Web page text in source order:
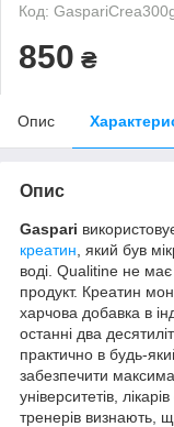
Код:
850 ₴
Опис
Опис
Gaspari
креатин , який був
воді. Qualitine не має
продукт. Креатин
харчова добавка в
останні два
практично в будь-
забезпечити
університетів,
тренерів визнають,